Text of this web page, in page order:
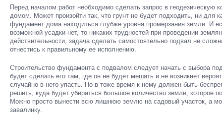
Перед началом работ необходимо сделать запрос в геодезическую
домом. Может произойти так, что грунт не будет подходить, ни для
фундамент дома находиться глубже уровня промерзания земли. И
возможной усадки нет, то никаких трудностей при проведении
действительности, задача сделать самостоятельно подвал не
отнестись к правильному ее исполнению.
Строительство фундамента с подвалом следует начать с выбора
будет сделать его там, где он не будет мешать и не возникнет
случайно в него упасть. Но в тоже время к нему должен быть
решить, куда будет убираться большое количество земли, которое
Можно просто вынести всю лишнюю землю на садовый участок, а
завалинку.